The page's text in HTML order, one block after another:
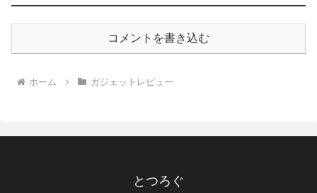
コメントを書き込む
ホーム ガジェットレビュー
とつろぐ